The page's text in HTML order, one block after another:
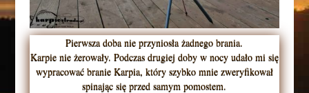
Pierwsza doba nie przyniosła żadnego brania.
Karpie nie żerowały. Podczas drugiej doby w nocy udało mi się
wypracować branie Karpia, który szybko mnie zweryfikował
spinając się przed samym pomostem.